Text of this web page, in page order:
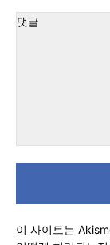
이 사이트는